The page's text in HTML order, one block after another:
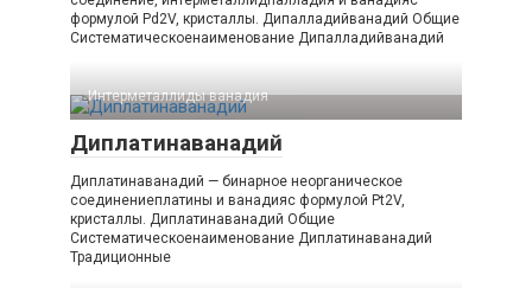
формулой Pd2V, кристаллы. Дипалладийванадий Общие
Систематическоенаименование Дипалладийванадий
Интерметаллиды ванадия‎
Диплатинаванадий
Диплатинаванадий — бинарное неорганическое
соединениеплатины и ванадияс формулой Pt2V,
кристаллы. Диплатинаванадий Общие
Систематическоенаименование Диплатинаванадий
Традиционные